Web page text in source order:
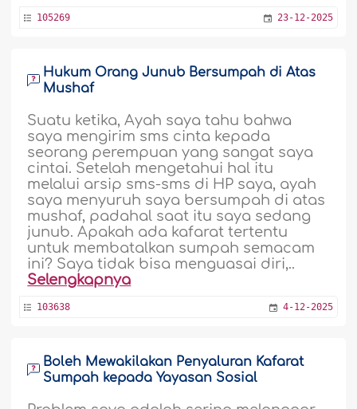
105269 23-12-2025
Hukum Orang Junub Bersumpah di Atas
Mushaf
Suatu ketika, Ayah saya tahu bahwa
saya mengirim sms cinta kepada
seorang perempuan yang sangat saya
cintai. Setelah mengetahui hal itu
melalui arsip sms-sms di HP saya, ayah
saya menyuruh saya bersumpah di atas
mushaf, padahal saat itu saya sedang
junub. Apakah ada kafarat tertentu
untuk membatalkan sumpah semacam
ini? Saya tidak bisa menguasai diri,..
Selengkapnya
103638 4-12-2025
Boleh Mewakilakan Penyaluran Kafarat
Sumpah kepada Yayasan Sosial